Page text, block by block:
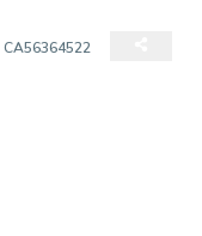
CA56364522